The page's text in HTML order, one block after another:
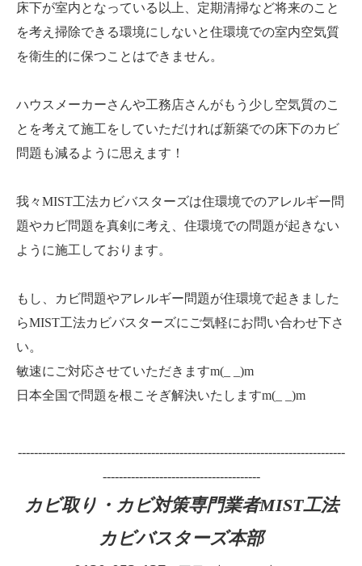
床下が室内となっている以上、定期清掃など将来のこと
を考え掃除できる環境にしないと住環境での室内空気質
を衛生的に保つことはできません。
ハウスメーカーさんや工務店さんがもう少し空気質のこ
とを考えて施工をしていただければ新築での床下のカビ
問題も減るように思えます！
我々MIST工法カビバスターズは住環境でのアレルギー問
題やカビ問題を真剣に考え、住環境での問題が起きない
ように施工しております。
もし、カビ問題やアレルギー問題が住環境で起きました
らMIST工法カビバスターズにご気軽にお問い合わせ下さ
い。
敏速にご対応させていただきますm(_ _)m
日本全国で問題を根こそぎ解決いたしますm(_ _)m
---------------------------------------------------------------------------------
---------------------------------------
カビ取り・カビ対策専門業者MIST工法
カビバスターズ本部